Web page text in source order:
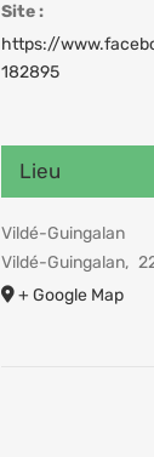
Site :
https://
182895
Lieu
Vildé-Guingalan
Vildé-Guingalan,
+ Google Map